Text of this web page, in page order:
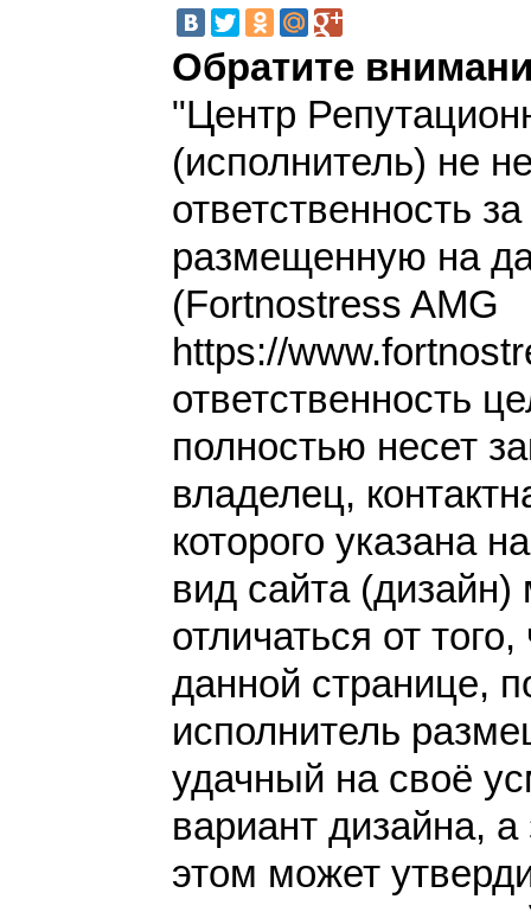
Обратите
"Центр
(исполнитель) не
ответственность
размещенную на
(Fortnostress AMG
https://
ответственность
полностью несет
владелец,
которого указана
вид сайта (дизайн)
отличаться от
данной странице,
исполнитель
удачный на своё
вариант дизайна, а
этом может